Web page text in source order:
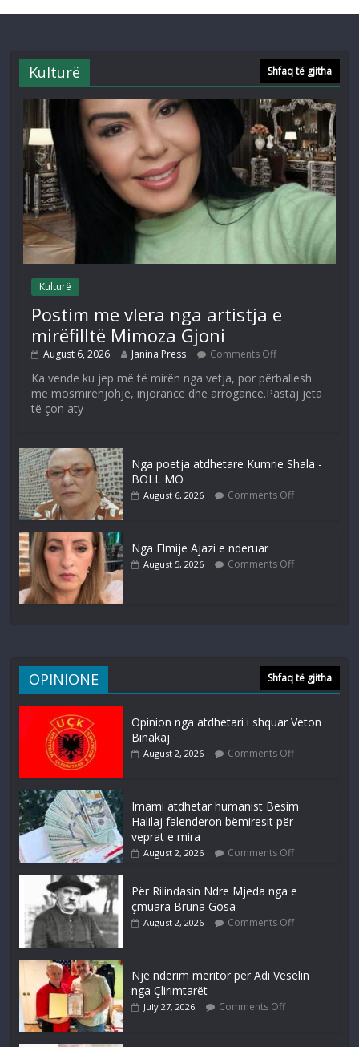
Kulturë Shfaq të gjitha
Kulturë
Postim me vlera nga artistja e
mirëfilltë Mimoza Gjoni
August 6, 2026 Janina Press Comments Off
Ka vende ku jep më të mirën nga vetja, por përballesh
me mosmirënjohje, injorancë dhe arrogancë.Pastaj jeta
të çon aty
Nga poetja atdhetare Kumrie Shala -
BOLL MO
August 6, 2026 Comments Off
Nga Elmije Ajazi e nderuar
August 5, 2026 Comments Off
OPINIONE Shfaq të gjitha
Opinion nga atdhetari i shquar Veton
Binakaj
August 2, 2026 Comments Off
Imami atdhetar humanist Besim
Halilaj falenderon bëmiresit për
veprat e mira
August 2, 2026 Comments Off
Për Rilindasin Ndre Mjeda nga e
çmuara Bruna Gosa
August 2, 2026 Comments Off
Një nderim meritor për Adi Veselin
nga Çlirimtarët
July 27, 2026 Comments Off